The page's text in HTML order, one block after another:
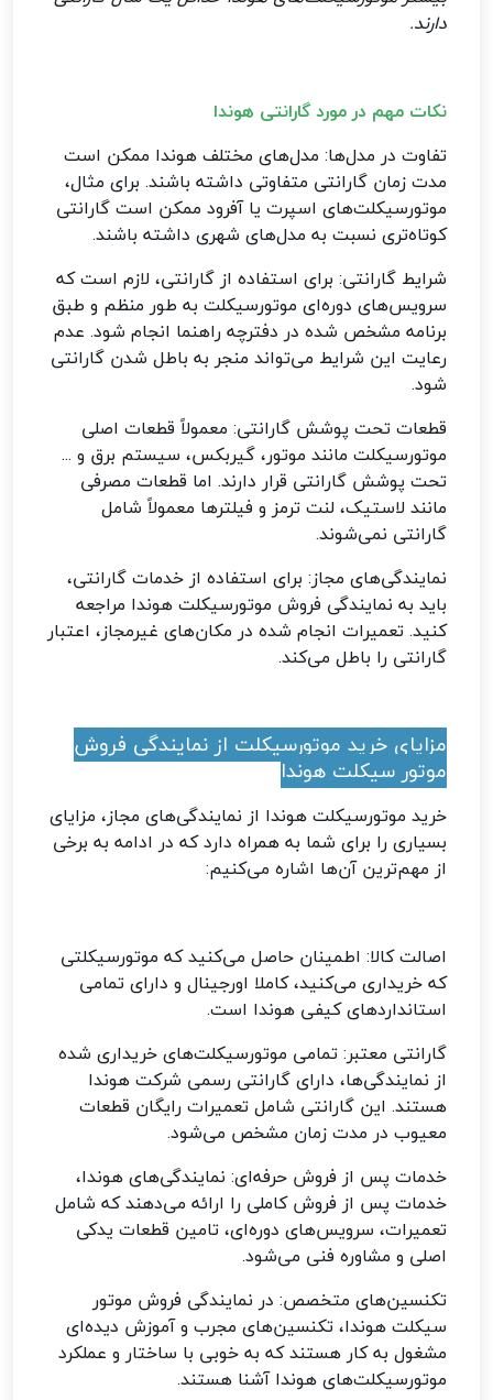
دارند.
نکات مهم در مورد گارانتی هوندا
تفاوت در مدل‌ها: مدل‌های مختلف هوندا ممکن است
مدت زمان گارانتی متفاوتی داشته باشند. برای مثال،
موتورسیکلت‌های اسپرت یا آفرود ممکن است گارانتی
کوتاه‌تری نسبت به مدل‌های شهری داشته باشند.
شرایط گارانتی: برای استفاده از گارانتی، لازم است که
سرویس‌های دوره‌ای موتورسیکلت به طور منظم و طبق
برنامه مشخص شده در دفترچه راهنما انجام شود. عدم
رعایت این شرایط می‌تواند منجر به باطل شدن گارانتی
شود.
قطعات تحت پوشش گارانتی: معمولاً قطعات اصلی
موتورسیکلت مانند موتور، گیربکس، سیستم برق و ...
تحت پوشش گارانتی قرار دارند. اما قطعات مصرفی
مانند لاستیک، لنت ترمز و فیلترها معمولاً شامل
گارانتی نمی‌شوند.
نمایندگی‌های مجاز: برای استفاده از خدمات گارانتی،
باید به نمایندگی‌ فروش موتورسیکلت هوندا مراجعه
کنید. تعمیرات انجام شده در مکان‌های غیرمجاز، اعتبار
گارانتی را باطل می‌کند.
مزایای خرید موتورسیکلت از نمایندگی فروش
موتور سیکلت هوندا
خرید موتورسیکلت هوندا از نمایندگی‌های مجاز، مزایای
بسیاری را برای شما به همراه دارد که در ادامه به برخی
از مهم‌ترین آن‌ها اشاره می‌کنیم:
اصالت کالا: اطمینان حاصل می‌کنید که موتورسیکلتی
که خریداری می‌کنید، کاملا اورجینال و دارای تمامی
استانداردهای کیفی هوندا است.
گارانتی معتبر: تمامی موتورسیکلت‌های خریداری شده
از نمایندگی‌ها، دارای گارانتی رسمی شرکت هوندا
هستند. این گارانتی شامل تعمیرات رایگان قطعات
معیوب در مدت زمان مشخص می‌شود.
خدمات پس از فروش حرفه‌ای: نمایندگی‌های هوندا،
خدمات پس از فروش کاملی را ارائه می‌دهند که شامل
تعمیرات، سرویس‌های دوره‌ای، تامین قطعات یدکی
اصلی و مشاوره فنی می‌شود.
تکنسین‌های متخصص: در نمایندگی فروش موتور
سیکلت هوندا، تکنسین‌های مجرب و آموزش دیده‌ای
مشغول به کار هستند که به خوبی با ساختار و عملکرد
موتورسیکلت‌های هوندا آشنا هستند.